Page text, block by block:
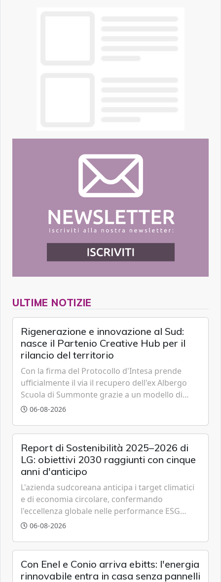
ULTIME NOTIZIE
Rigenerazione e innovazione al Sud:
nasce il Partenio Creative Hub per il
rilancio del territorio
Con la firma del Protocollo d'Intesa prende
ufficialmente il via il recupero dell'ex Albergo
Scuola di Summonte grazie a un modello di
partenariato pubblico-privato e a una rete di
06-08-2026
Report di Sostenibilità 2025–2026 di
LG: obiettivi 2030 raggiunti con cinque
anni d'anticipo
L'azienda sudcoreana anticipa i target climatici
e di economia circolare, confermando
l'eccellenza globale nelle performance ESG
grazie a innovazione, accessibilità e governance
06-08-2026
Con Enel e Conio arriva ebitts: l'energia
rinnovabile entra in casa senza pannelli